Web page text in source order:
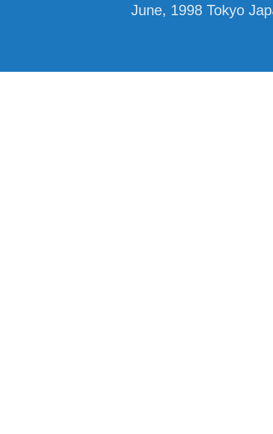
June, 1998 Tokyo